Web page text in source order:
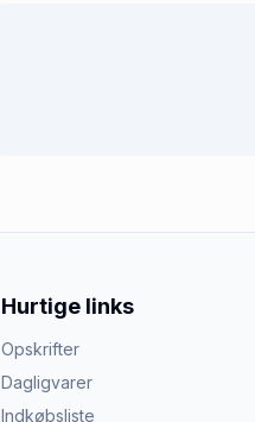
Hurtige links
Opskrifter
Dagligvarer
Indkøbsliste